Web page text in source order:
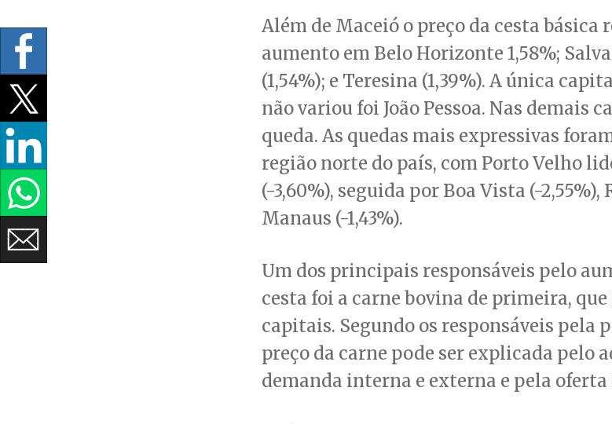
Além de Maceió o preço da cesta básica
aumento em Belo Horizonte 1,58%;
(1,54%); e Teresina (1,39%). A única
não variou foi João Pessoa. Nas demais
queda. As quedas mais expressivas
região norte do país, com Porto Velho
(-3,60%), seguida por Boa Vista (-2,55%),
Manaus (-1,43%).
Um dos principais responsáveis pelo
cesta foi a carne bovina de primeira, que
capitais. Segundo os responsáveis pela
preço da carne pode ser explicada pelo
demanda interna e externa e pela